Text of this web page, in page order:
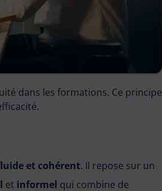
dans les formations. Ce principe
et cohérent. Il repose sur un
et informel qui combine de